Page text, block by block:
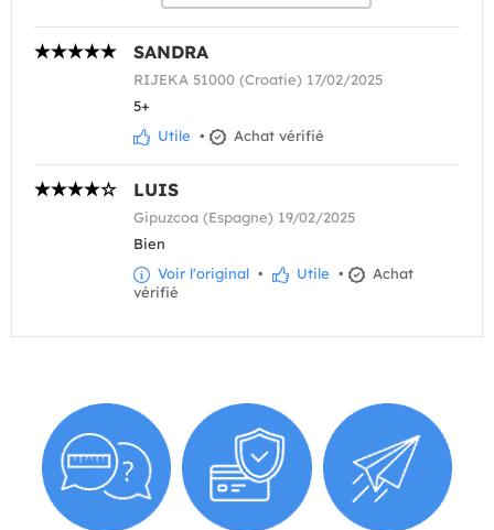
SANDRA
RIJEKA 51000 (Croatie) 17/02/2025
5+
Utile • Achat vérifié
LUIS
Gipuzcoa (Espagne) 19/02/2025
Bien
Voir l'original • Utile •
Achat
vérifié